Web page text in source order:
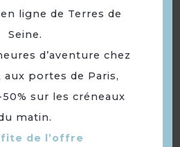
ligne de Terres de
Seine.
d’aventure chez
aux portes de Paris,
50% sur les créneaux
matin.
de l’offre